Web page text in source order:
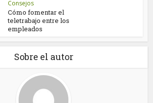
Consejos
Cómo fomentar el
teletrabajo entre los
empleados
Sobre el autor